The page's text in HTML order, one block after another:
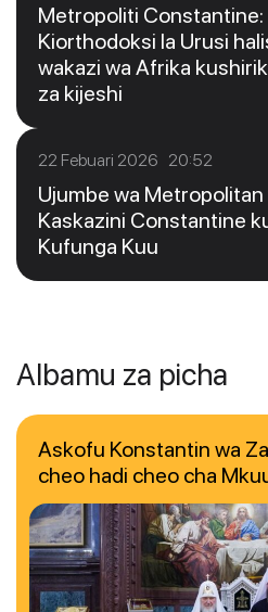
Metropoliti Constantine:
Kiorthodoksi la Urusi
wakazi wa Afrika
za kijeshi
22 Febuari 2026 20:52
Ujumbe wa
Kaskazini Constantine
Kufunga Kuu
Albamu za picha
Askofu Konstantin wa
cheo hadi cheo cha